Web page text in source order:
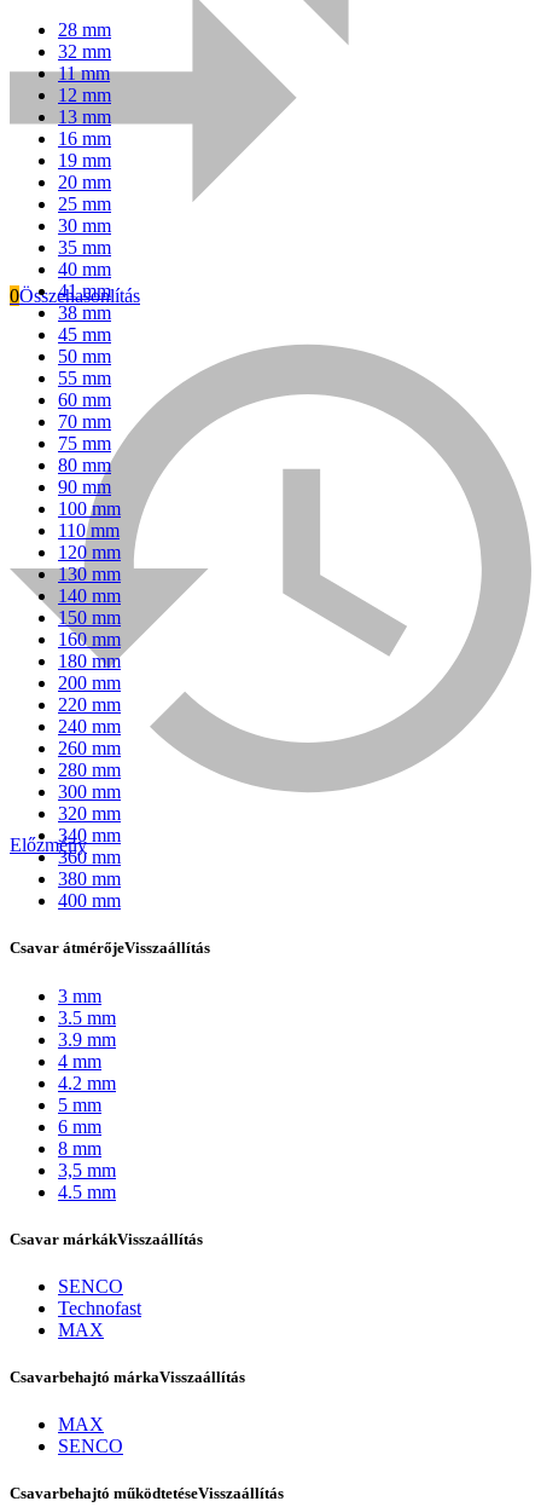
Everwin
Bühnen
Bostitch
0Összehasonlítás
Előzmény
28 mm
32 mm
11 mm
12 mm
13 mm
16 mm
19 mm
20 mm
25 mm
30 mm
35 mm
40 mm
41 mm
38 mm
45 mm
50 mm
55 mm
60 mm
70 mm
75 mm
80 mm
90 mm
100 mm
110 mm
120 mm
130 mm
140 mm
150 mm
160 mm
180 mm
200 mm
220 mm
240 mm
260 mm
280 mm
300 mm
320 mm
340 mm
360 mm
380 mm
400 mm
Csavar átmérőjeVisszaállítás
3 mm
3.5 mm
3.9 mm
4 mm
4.2 mm
5 mm
6 mm
8 mm
3,5 mm
4.5 mm
Csavar márkákVisszaállítás
SENCO
Technofast
MAX
Csavarbehajtó márkaVisszaállítás
MAX
SENCO
Csavarbehajtó működtetéseVisszaállítás